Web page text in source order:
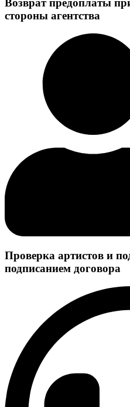
Возврат предоплаты
стороны агентства
Проверка артистов и
подписанием договора